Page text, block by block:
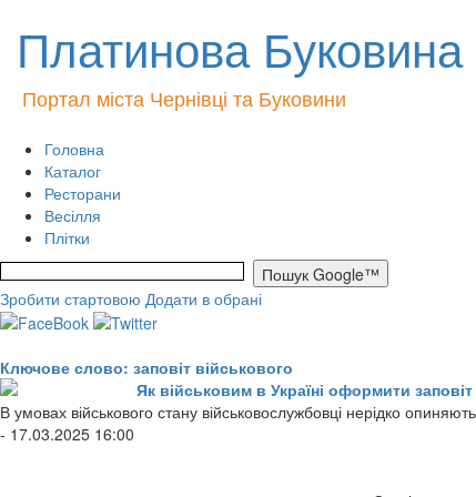
Платинова Буковина
Портал міста Чернівці та Буковини
Головна
Каталог
Ресторани
Весілля
Плітки
Зробити стартовою Додати в обрані
Ключове слово: заповіт військового
Як військовим в Україні оформити
В умовах військового стану військовослужбовці нерідко
- 17.03.2025 16:00